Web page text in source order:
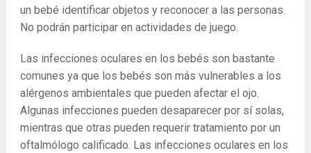
un bebé identificar objetos y reconocer a las personas.
No podrán participar en actividades de juego.
Las infecciones oculares en los bebés son bastante
comunes ya que los bebés son más vulnerables a los
alérgenos ambientales que pueden afectar el ojo.
Algunas infecciones pueden desaparecer por sí solas,
mientras que otras pueden requerir tratamiento por un
oftalmólogo calificado. Las infecciones oculares en los